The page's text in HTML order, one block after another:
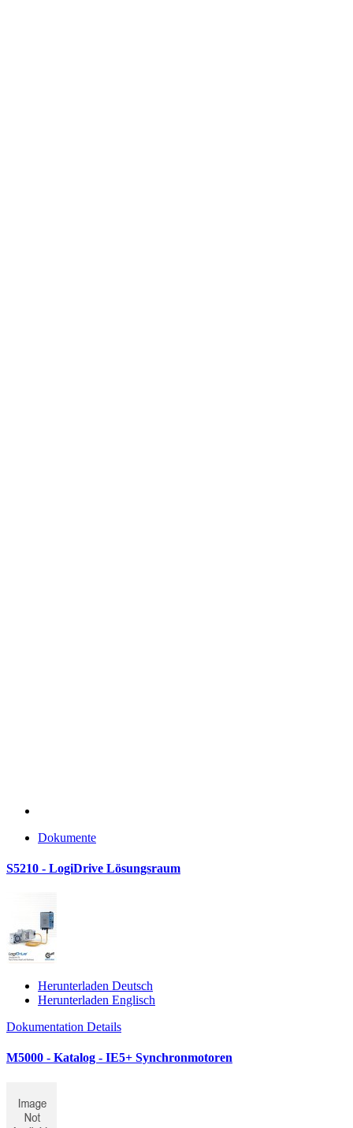
Dokumente
S5210 - LogiDrive Lösungsraum
Herunterladen Deutsch
Herunterladen Englisch
Dokumentation Details
M5000 - Katalog - IE5+ Synchronmotoren